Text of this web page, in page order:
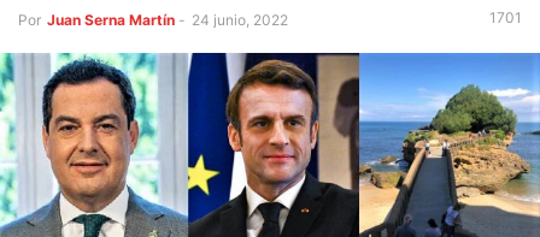
Por Juan Serna Martín - 24 junio, 2022 1701